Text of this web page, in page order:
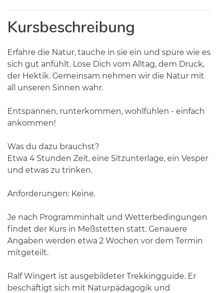
Kursbeschreibung
Erfahre die Natur, tauche in sie ein und spüre wie es
sich gut anfühlt. Löse Dich vom Alltag, dem Druck,
der Hektik. Gemeinsam nehmen wir die Natur mit
all unseren Sinnen wahr.
Entspannen, runterkommen, wohlfühlen - einfach
ankommen!
Was du dazu brauchst?
Etwa 4 Stunden Zeit, eine Sitzunterlage, ein Vesper
und etwas zu trinken.
Anforderungen: Keine.
Je nach Programminhalt und Wetterbedingungen
findet der Kurs in Meßstetten statt. Genauere
Angaben werden etwa 2 Wochen vor dem Termin
mitgeteilt.
Ralf Wingert ist ausgebildeter Trekkingguide. Er
beschäftigt sich mit Naturpädagogik und